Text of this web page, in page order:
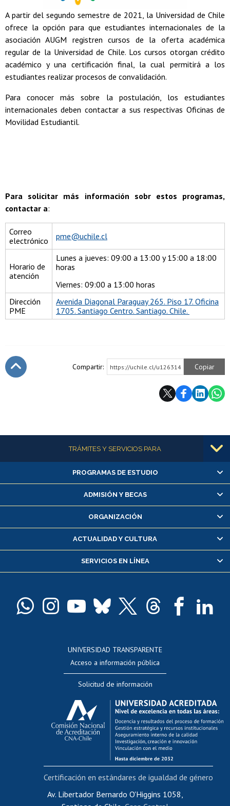
A partir del segundo semestre de 2021, la Universidad de Chile
ofrece la opción para que estudiantes internacionales de la
asociación AUGM registren cursos de la oferta académica
regular de la Universidad de Chile. Los cursos otorgan crédito
académico y una certificación final, la cual permitirá a los
estudiantes realizar procesos de convalidación.
Para conocer más sobre la postulación, los estudiantes
internacionales deben contactar a sus respectivas Oficinas de
Movilidad Estudiantil.
Para solicitar más información sobr estos programas,
contactar a:
Correo
electrónico
pme@uchile.cl
Horario de
atención
Lunes a jueves: 09:00 a 13:00 y 15:00 a 18:00
horas
Viernes: 09:00 a 13:00 horas
Dirección
PME
Avenida Diagonal Paraguay 265. Piso 17. Oficina
1705. Santiago Centro. Santiago. Chile.
Compartir: https://uchile.cl/u126314 Copiar
Más informaciónTRÁMITES Y SERVICIOS PARA
Alumnas/os y exalumnas/os
Matrícula en línea
Inscripción y cambio de asignaturas
Consulta y certificado de notas
Servicio médico y dental
Pago de arancel y crédito alumnos
Docentes
Evaluación docente
Calificación académica
Postulación al AUCAI
Funcionarias/os
Cursos internos de capacitación
Bienestar del personal
Portal de movilidad interna
Certificado de renta
PROGRAMAS DE ESTUDIO
ADMISIÓN Y BECAS
ORGANIZACIÓN
ACTUALIDAD Y CULTURA
SERVICIOS EN LÍNEA
UNIVERSIDAD TRANSPARENTE
Acceso a información pública
Solicitud de información
Av. Libertador Bernardo O'Higgins 1058,
Certificación en estándares de igualdad de género